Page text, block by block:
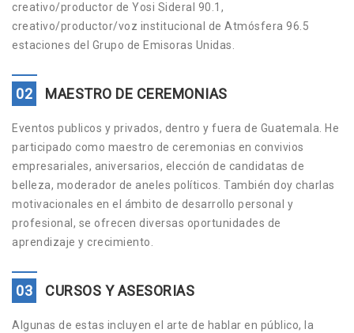
creativo/productor de Yosi Sideral 90.1,
creativo/productor/voz institucional de Atmósfera 96.5
estaciones del Grupo de Emisoras Unidas.
02 MAESTRO DE CEREMONIAS
Eventos publicos y privados, dentro y fuera de Guatemala. He
participado como maestro de ceremonias en convivios
empresariales, aniversarios, elección de candidatas de
belleza, moderador de aneles políticos. También doy charlas
motivacionales en el ámbito de desarrollo personal y
profesional, se ofrecen diversas oportunidades de
aprendizaje y crecimiento.
03 CURSOS Y ASESORIAS
Algunas de estas incluyen el arte de hablar en público, la